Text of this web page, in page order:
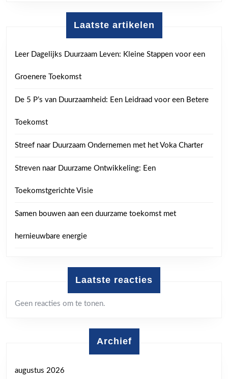
Laatste artikelen
Leer Dagelijks Duurzaam Leven: Kleine Stappen voor een
Groenere Toekomst
De 5 P’s van Duurzaamheid: Een Leidraad voor een Betere
Toekomst
Streef naar Duurzaam Ondernemen met het Voka Charter
Streven naar Duurzame Ontwikkeling: Een
Toekomstgerichte Visie
Samen bouwen aan een duurzame toekomst met
hernieuwbare energie
Laatste reacties
Geen reacties om te tonen.
Archief
augustus 2026